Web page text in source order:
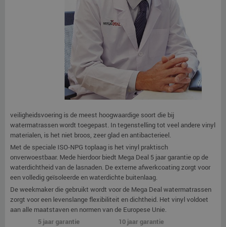
veiligheidsvoering is de meest hoogwaardige soort die bij
watermatrassen wordt toegepast. In tegenstelling tot veel andere vinyl
materialen, is het niet broos, zeer glad en antibacterieel.
Met de speciale ISO-NPG toplaag is het vinyl praktisch
onverwoestbaar. Mede hierdoor biedt Mega Deal 5 jaar garantie op de
waterdichtheid van de lasnaden. De externe afwerkcoating zorgt voor
een volledig geïsoleerde en waterdichte buitenlaag.
De weekmaker die gebruikt wordt voor de Mega Deal watermatrassen
zorgt voor een levenslange flexibiliteit en dichtheid. Het vinyl voldoet
aan alle maatstaven en normen van de Europese Unie.
5 jaar garantie
10 jaar garantie